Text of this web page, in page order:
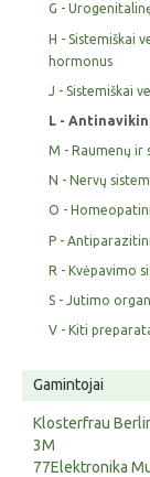
G -
H - Sistemiškai
hormonus
J - Sistemiškai
L -
M - Raumenų ir
N - Nervų
O -
P -
R - Kvėpavimo
S - Jutimo
V - Kiti
Gamintojai
Klosterfrau
3M
77Elektronika